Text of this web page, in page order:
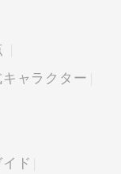
ャラクター
ド